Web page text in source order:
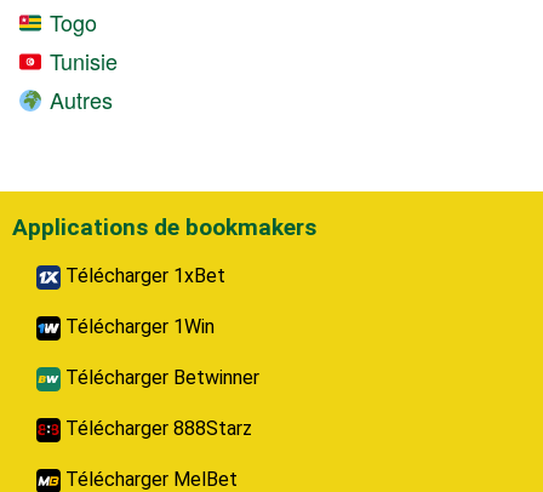
Togo
Tunisie
Autres
Applications de bookmakers
Télécharger 1xBet
Télécharger 1Win
Télécharger Betwinner
Télécharger 888Starz
Télécharger MelBet